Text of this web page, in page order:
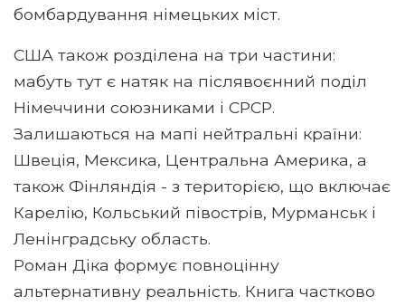
бомбардування німецьких міст.
США також розділена на три частини:
мабуть тут є натяк на післявоєнний поділ
Німеччини союзниками і СРСР.
Залишаються на мапі нейтральні країни:
Швеція, Мексика, Центральна Америка, а
також Фінляндія - з територією, що включає
Карелію, Кольський півострів, Мурманськ і
Ленінградську область.
Роман Діка формує повноцінну
альтернативну реальність. Книга частково